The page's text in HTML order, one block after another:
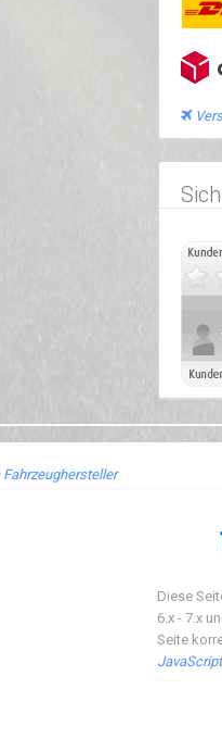
Fahrzeughersteller
Diese
6.x - 7.x
Seite